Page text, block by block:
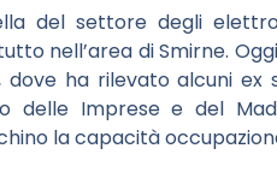
del settore degli
nell’area di Smirne.
dove ha rilevato alcuni
delle Imprese e del
la capacità